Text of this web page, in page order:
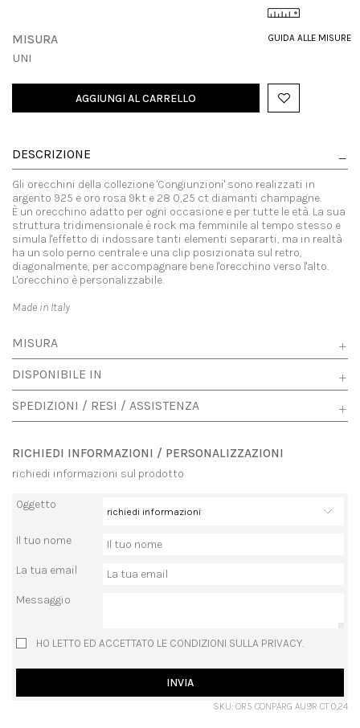
GUIDA ALLE MISURE
MISURA
UNI
AGGIUNGI AL CARRELLO
DESCRIZIONE
Gli orecchini della collezione 'Congiunzioni' sono realizzati in
argento 925 e oro rosa 9kt e 28 0,25 ct diamanti champagne.
È un orecchino adatto per ogni occasione e per tutte le età. La sua
struttura tridimensionale è rock ma femminile al tempo stesso e
simula l'effetto di indossare tanti elementi separarti, ma in realtà
ha un solo perno centrale e una clip posizionata sul retro,
diagonalmente, per accompagnare bene l'orecchino verso l'alto.
L'orecchino è personalizzabile.
Made in Italy
MISURA
DISPONIBILE IN
SPEDIZIONI / RESI / ASSISTENZA
RICHIEDI INFORMAZIONI / PERSONALIZZAZIONI
richiedi informazioni sul prodotto
Oggetto
Il tuo nome
La tua email
Messaggio
HO LETTO ED ACCETTATO LE CONDIZIONI SULLA PRIVACY.
INVIA
SKU: OR5 CONPARG AU9R CT 0,24